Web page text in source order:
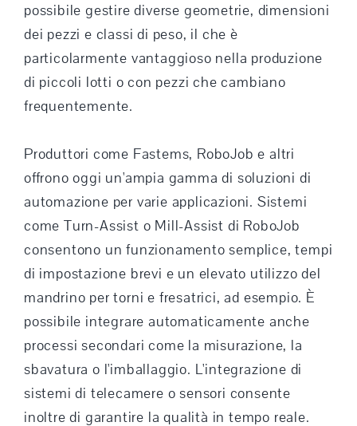
possibile gestire diverse geometrie, dimensioni
dei pezzi e classi di peso, il che è
particolarmente vantaggioso nella produzione
di piccoli lotti o con pezzi che cambiano
frequentemente.
Produttori come Fastems, RoboJob e altri
offrono oggi un'ampia gamma di soluzioni di
automazione per varie applicazioni. Sistemi
come Turn-Assist o Mill-Assist di RoboJob
consentono un funzionamento semplice, tempi
di impostazione brevi e un elevato utilizzo del
mandrino per torni e fresatrici, ad esempio. È
possibile integrare automaticamente anche
processi secondari come la misurazione, la
sbavatura o l'imballaggio. L'integrazione di
sistemi di telecamere o sensori consente
inoltre di garantire la qualità in tempo reale.